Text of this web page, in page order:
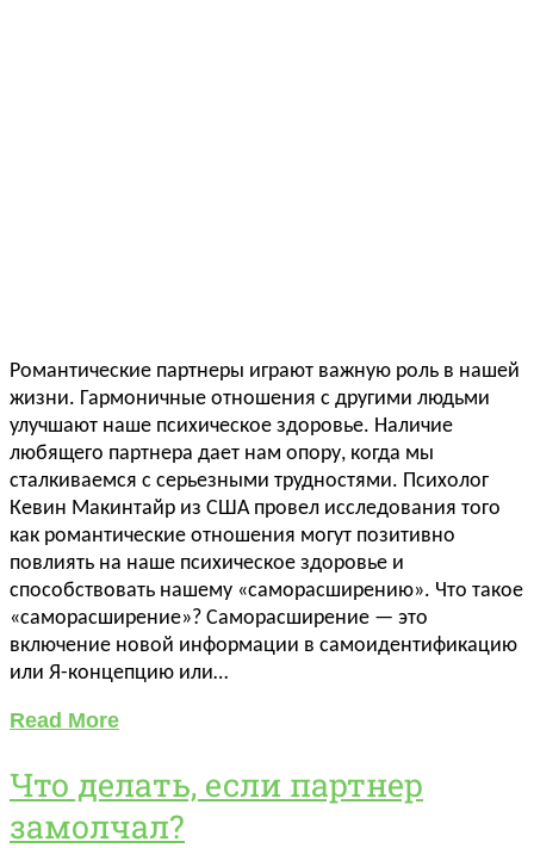
Романтические партнеры играют важную роль в нашей
жизни. Гармоничные отношения с другими людьми
улучшают наше психическое здоровье. Наличие
любящего партнера дает нам опору, когда мы
сталкиваемся с серьезными трудностями. Психолог
Кевин Макинтайр из США провел исследования того
как романтические отношения могут позитивно
повлиять на наше психическое здоровье и
способствовать нашему «саморасширению». Что такое
«саморасширение»? Саморасширение — это
включение новой информации в самоидентификацию
или Я-концепцию или…
Read More
Что делать, если партнер
замолчал?